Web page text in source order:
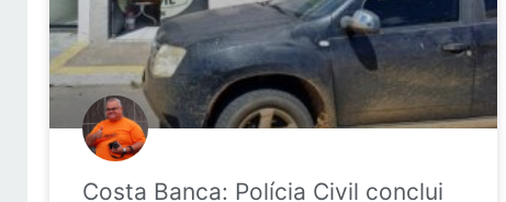
Costa Banca: Polícia Civil conclui